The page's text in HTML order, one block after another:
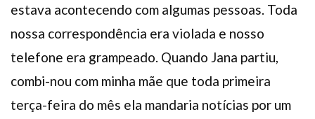
estava acontecendo com algumas pessoas. Toda
nossa correspondência era violada e nosso
telefone era grampeado. Quando Jana partiu,
combi-nou com minha mãe que toda primeira
terça-feira do mês ela mandaria notícias por um